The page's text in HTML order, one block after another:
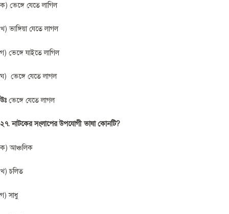
ক) ভেঙ্গে যেতে লাগিল
খ) ভাঙ্গিয়া যেতে লাগল
গ) ভেঙ্গে যাইতে লাগিল
ঘ) ভেঙ্গে যেতে লাগল
উঃ ভেঙ্গে যেতে লাগল
২৭. নাটকের সংলাপের উপযোগী ভাষা কোনটি?
ক) আঞ্চলিক
খ) চলিত
গ) সাধু